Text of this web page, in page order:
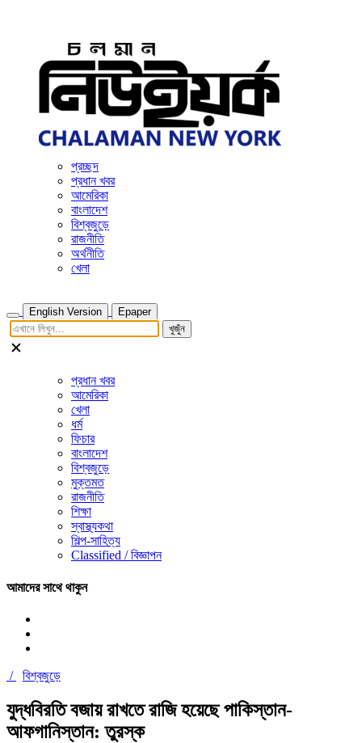
প্রচ্ছদ
প্রধান খবর
আমেরিকা
বাংলাদেশ
বিশ্বজুড়ে
রাজনীতি
অর্থনীতি
খেলা
English Version
Epaper
খুজুঁন
প্রধান খবর
আমেরিকা
খেলা
ধর্ম
ফিচার
বাংলাদেশ
বিশ্বজুড়ে
মুক্তমত
রাজনীতি
শিক্ষা
স্বাস্থ্যকথা
শিল্প-সাহিত্য
Classified / বিজ্ঞাপন
আমাদের সাথে থাকুন
/ বিশ্বজুড়ে
যুদ্ধবিরতি বজায় রাখতে রাজি হয়েছে পাকিস্তান-
আফগানিস্তান: তুরস্ক